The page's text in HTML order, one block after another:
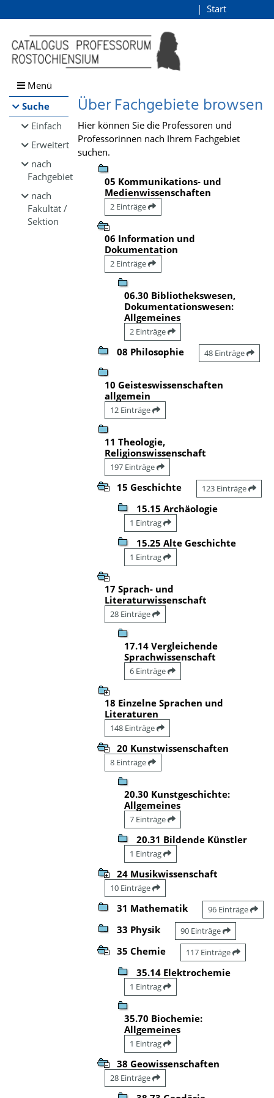
Browsen
direkt zum Inhalt
Start
Menü
Suche
Einfach
Erweitert
nach
Fachgebiet
nach
Fakultät /
Sektion
Über Fachgebiete browsen
Hier können Sie die Professoren und
Professorinnen nach Ihrem Fachgebiet
suchen.
05 Kommunikations- und
Medienwissenschaften
2 Einträge
06 Information und
Dokumentation
2 Einträge
06.30 Bibliothekswesen,
Dokumentationswesen:
Allgemeines
2 Einträge
08 Philosophie 48 Einträge
10 Geisteswissenschaften
allgemein
12 Einträge
11 Theologie,
Religionswissenschaft
197 Einträge
15 Geschichte 123 Einträge
15.15 Archäologie
1 Eintrag
15.25 Alte Geschichte
1 Eintrag
17 Sprach- und
Literaturwissenschaft
28 Einträge
17.14 Vergleichende
Sprachwissenschaft
6 Einträge
18 Einzelne Sprachen und
Literaturen
148 Einträge
20 Kunstwissenschaften
8 Einträge
20.30 Kunstgeschichte:
Allgemeines
7 Einträge
20.31 Bildende Künstler
1 Eintrag
24 Musikwissenschaft
10 Einträge
31 Mathematik 96 Einträge
33 Physik 90 Einträge
35 Chemie 117 Einträge
35.14 Elektrochemie
1 Eintrag
35.70 Biochemie:
Allgemeines
1 Eintrag
38 Geowissenschaften
28 Einträge